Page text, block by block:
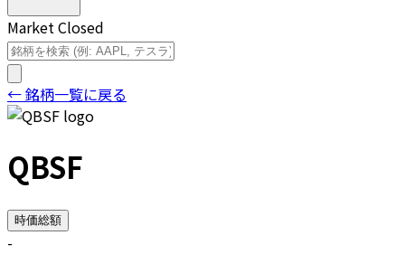
Market Closed
← 銘柄一覧に戻る
QBSF
時価総額
-